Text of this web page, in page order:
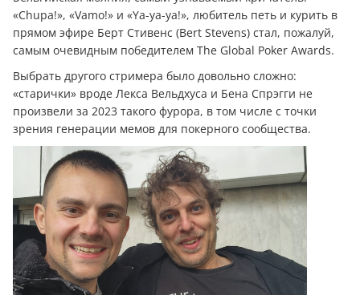
«Chupa!», «Vamo!» и «Ya-ya-ya!», любитель петь и курить в
прямом эфире Берт Стивенс (Bert Stevens) стал, пожалуй,
самым очевидным победителем The Global Poker Awards.
Выбрать другого стримера было довольно сложно:
«старички» вроде Лекса Вельдхуса и Бена Спрэгги не
произвели за 2023 такого фурора, в том числе с точки
зрения генерации мемов для покерного сообщества.